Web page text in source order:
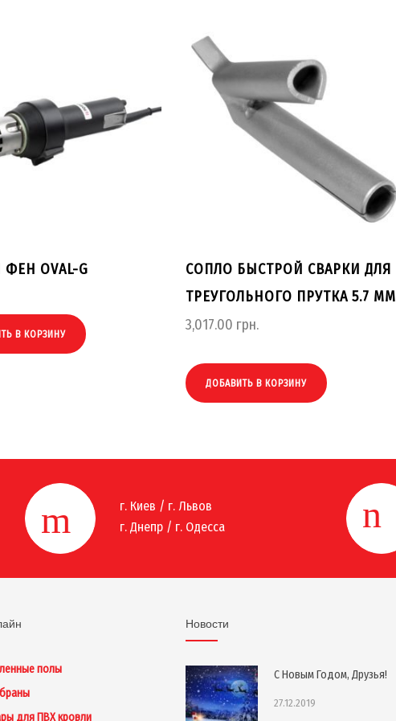
OVAL-G
В КОРЗИНУ
CОПЛО БЫСТРОЙ СВАРКИ ДЛЯ
ТРЕУГОЛЬНОГО ПРУТКА 5.7 ММ
3,017.00 грн.
ДОБАВИТЬ В КОРЗИНУ
г. Киев / г. Львов
г. Днепр / г. Одесса
полы
для ПВХ кровли
Новости
С Новым Годом, Друзья!
27.12.2019